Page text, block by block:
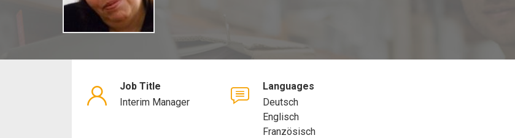
Job Title
Interim Manager
Languages
Deutsch
Englisch
Französisch